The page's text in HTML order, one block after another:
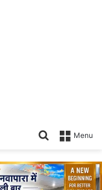
Menu
Search